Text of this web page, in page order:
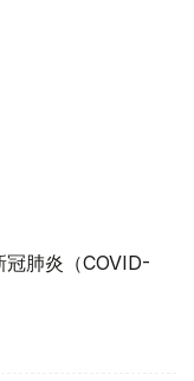
肺炎（COVID-